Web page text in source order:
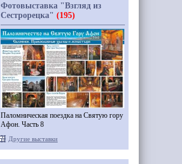
Фотовыставка "Взгляд из
Сестрорецка" (195)
Паломническая поездка на Святую гору
Афон. Часть 8
Другие выставки